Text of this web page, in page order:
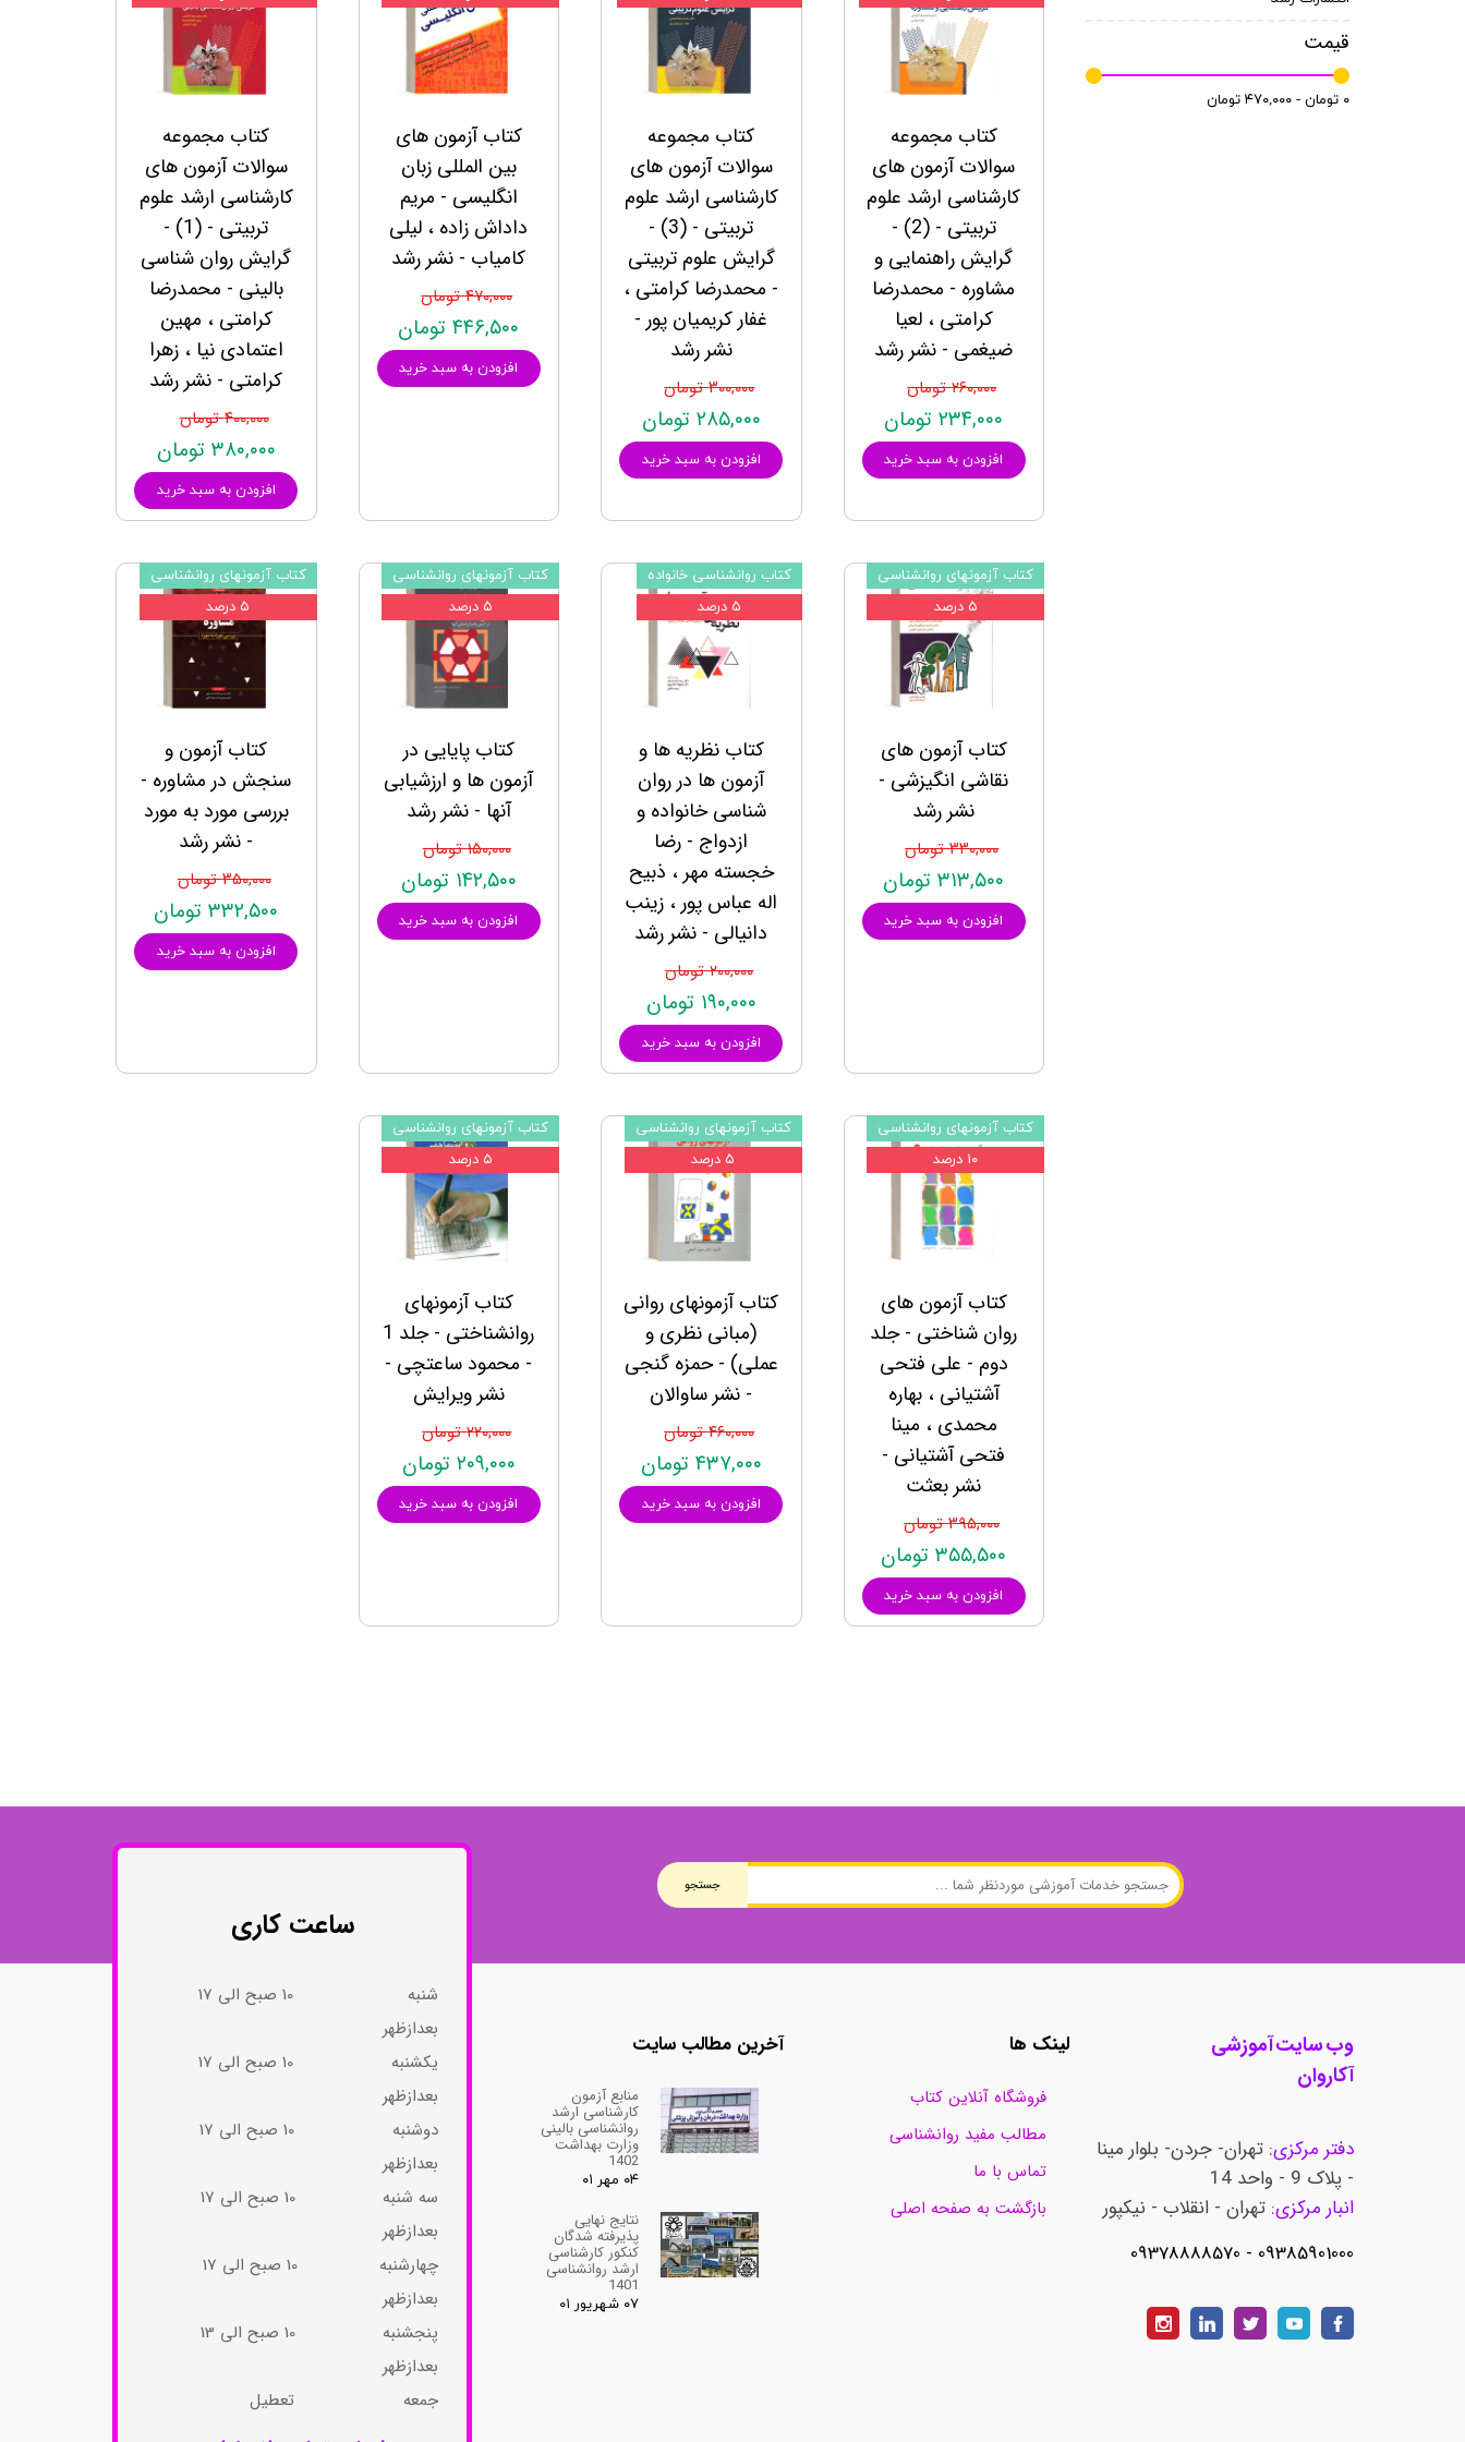
منابع آزمون استخدامی آموزگار ابتدایی
روانکاوی
کتب توانبخشی
آزمونهای روانشناسی (تست شخصیت)
کتب فرزندپروری و تربیت کودک
کتب روانشناسی خانواده
کتب فن بیان و سخنوری
انتشارات روان آموز
انتشارات ققنوس
انتشارات مدرسان شریف
انتشارات ویرایش
قیمت
۰ تومان - ۴۷۰,۰۰۰ تومان
کتاب مجموعه
سوالات آزمون های
کارشناسی ارشد علوم
تربیتی - (2) -
گرایش راهنمایی و
مشاوره - محمدرضا
کرامتی ، لعیا
ضیغمی - نشر رشد
۲۶۰,۰۰۰ تومان
۲۳۴,۰۰۰ تومان
افزودن به سبد خرید
کتاب مجموعه
سوالات آزمون های
کارشناسی ارشد علوم
تربیتی - (3) -
گرایش علوم تربیتی
- محمدرضا کرامتی ،
غفار کریمیان پور -
نشر رشد
۳۰۰,۰۰۰ تومان
۲۸۵,۰۰۰ تومان
افزودن به سبد خرید
کتاب آزمون های
بین المللی زبان
انگلیسی - مریم
داداش زاده ، لیلی
کامیاب - نشر رشد
۴۷۰,۰۰۰ تومان
۴۴۶,۵۰۰ تومان
افزودن به سبد خرید
کتاب مجموعه
سوالات آزمون های
کارشناسی ارشد علوم
تربیتی - (1) -
گرایش روان شناسی
بالینی - محمدرضا
کرامتی ، مهین
اعتمادی نیا ، زهرا
کرامتی - نشر رشد
۴۰۰,۰۰۰ تومان
۳۸۰,۰۰۰ تومان
افزودن به سبد خرید
کتاب آزمون های
نقاشی انگیزشی -
نشر رشد
۳۳۰,۰۰۰ تومان
۳۱۳,۵۰۰ تومان
افزودن به سبد خرید
کتاب آزمونهای روانشناسی
۵ درصد
کتاب نظریه ها و
آزمون ها در روان
شناسی خانواده و
ازدواج - رضا
خجسته مهر ، ذبیح
اله عباس پور ، زینب
دانیالی - نشر رشد
۲۰۰,۰۰۰ تومان
۱۹۰,۰۰۰ تومان
افزودن به سبد خرید
کتاب روانشناسی خانواده
۵ درصد
کتاب پایایی در
آزمون ها و ارزشیابی
آنها - نشر رشد
۱۵۰,۰۰۰ تومان
۱۴۲,۵۰۰ تومان
افزودن به سبد خرید
کتاب آزمونهای روانشناسی
۵ درصد
کتاب آزمون و
سنجش در مشاوره -
بررسی مورد به مورد
- نشر رشد
۳۵۰,۰۰۰ تومان
۳۳۲,۵۰۰ تومان
افزودن به سبد خرید
کتاب آزمونهای روانشناسی
۵ درصد
کتاب آزمون های
روان شناختی - جلد
دوم - علی فتحی
آشتیانی ، بهاره
محمدی ، مینا
فتحی آشتیانی -
نشر بعثت
۳۹۵,۰۰۰ تومان
۳۵۵,۵۰۰ تومان
افزودن به سبد خرید
کتاب آزمونهای روانشناسی
۱۰ درصد
کتاب آزمونهای روانی
(مبانی نظری و
عملی) - حمزه گنجی
- نشر ساوالان
۴۶۰,۰۰۰ تومان
۴۳۷,۰۰۰ تومان
افزودن به سبد خرید
کتاب آزمونهای روانشناسی
۵ درصد
کتاب آزمونهای
روانشناختی - جلد 1
- محمود ساعتچی -
نشر ویرایش
۲۲۰,۰۰۰ تومان
۲۰۹,۰۰۰ تومان
افزودن به سبد خرید
کتاب آزمونهای روانشناسی
۵ درصد
جستجو
ساعت کاری
شنبه 10 صبح الی 17
بعدازظهر
یکشنبه 10 صبح الی 17
بعدازظهر
دوشنبه 10 صبح الی 17
بعدازظهر
سه شنبه 10 صبح الی 17
بعدازظهر
چهارشنبه 10 صبح الی 17
بعدازظهر​​​​​​​
پنجشنبه 10 صبح الی 13
بعدازظهر​​​​​​​
جمعه تعطیل​​​​​​​​​​​​​​​​​​​​​
دفتر مرکزی: تهران- جردن- بلوار مینا
- پلاک 9 - واحد 14
انبار مرکزی: تهران - انقلاب - نیکپور
​​​​​​​09385901000 - 09378888570
وب سایت آموزشی
آکاروان
لینک ها
فروشگاه آنلاین کتاب
مطالب مفید روانشناسی
تماس با ما
بازگشت به صفحه اصلی
آخرین مطالب سایت
منابع آزمون
کارشناسی ارشد
روانشناسی بالینی
وزارت بهداشت
1402
۰۴ مهر ۰۱
نتایج نهایی
پذیرفته شدگان
کنکور کارشناسی
ارشد روانشناسی
1401
۰۷ شهریور ۰۱